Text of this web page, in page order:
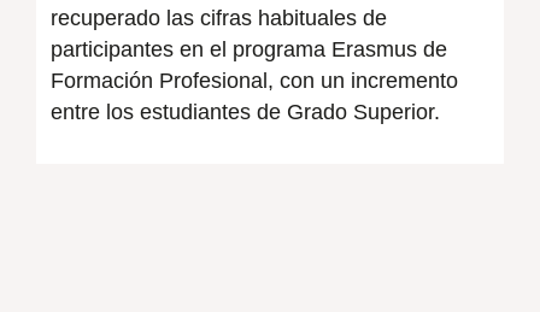
recuperado las cifras habituales de
participantes en el programa Erasmus de
Formación Profesional, con un incremento
entre los estudiantes de Grado Superior.